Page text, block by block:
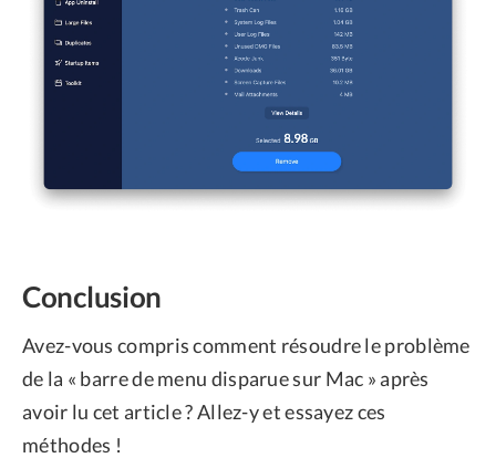
Conclusion
Avez-vous compris comment résoudre le problème
de la « barre de menu disparue sur Mac » après
avoir lu cet article ? Allez-y et essayez ces
méthodes !